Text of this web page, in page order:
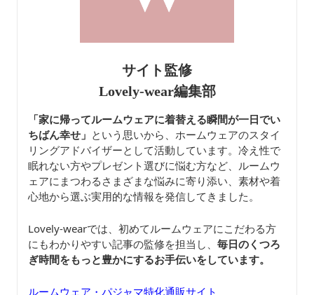
サイト監修
Lovely-wear編集部
「家に帰ってルームウェアに着替える瞬間が一日でい
ちばん幸せ」 という思いから、ホームウェアのスタイ
リングアドバイザーとして活動しています。冷え性で
眠れない方やプレゼント選びに悩む方など、ルームウ
ェアにまつわるさまざまな悩みに寄り添い、素材や着
心地から選ぶ実用的な情報を発信してきました。
Lovely-wearでは、初めてルームウェアにこだわる方
にもわかりやすい記事の監修を担当し、 毎日のくつろ
ぎ時間をもっと豊かにするお手伝いをしています。
ルームウェア・パジャマ特化通販サイト